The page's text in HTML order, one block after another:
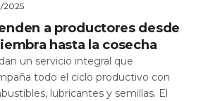
2025
a productores desde
hasta la cosecha
un servicio integral que
todo el ciclo productivo con
lubricantes y semillas. El